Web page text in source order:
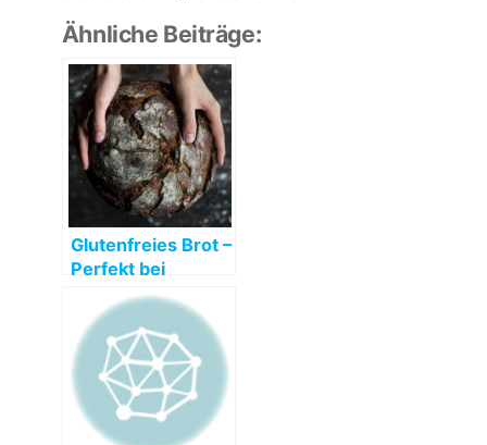
Ähnliche Beiträge:
Glutenfreies Brot –
Perfekt bei
Glutenunverträglic
hkeit oder Zöliakie